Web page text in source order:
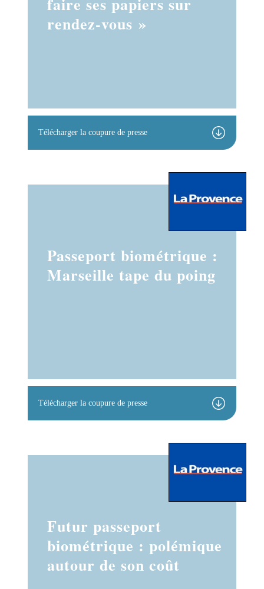
rendez-vous »
Télécharger la coupure de presse
Passeport biométrique :
Marseille tape du poing
Télécharger la coupure de presse
Futur passeport
biométrique : polémique
autour de son coût